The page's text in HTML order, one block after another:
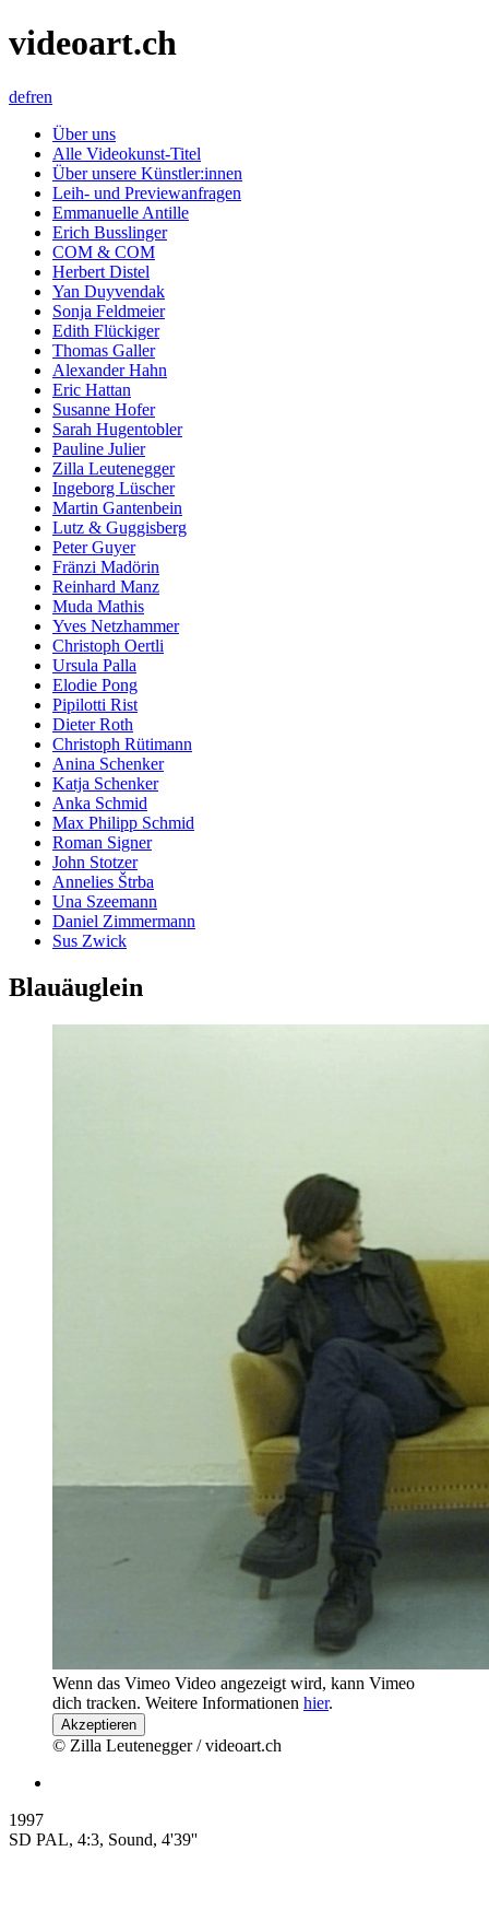
videoart.ch
defren
Über uns
Alle Videokunst-Titel
Über unsere Künstler:innen
Leih- und Previewanfragen
Emmanuelle Antille
Erich Busslinger
COM & COM
Herbert Distel
Yan Duyvendak
Sonja Feldmeier
Edith Flückiger
Thomas Galler
Alexander Hahn
Eric Hattan
Susanne Hofer
Sarah Hugentobler
Pauline Julier
Zilla Leutenegger
Ingeborg Lüscher
Martin Gantenbein
Lutz & Guggisberg
Peter Guyer
Fränzi Madörin
Reinhard Manz
Muda Mathis
Yves Netzhammer
Christoph Oertli
Ursula Palla
Elodie Pong
Pipilotti Rist
Dieter Roth
Christoph Rütimann
Anina Schenker
Katja Schenker
Anka Schmid
Max Philipp Schmid
Roman Signer
John Stotzer
Annelies Štrba
Una Szeemann
Daniel Zimmermann
Sus Zwick
Blauäuglein
Wenn das Vimeo Video angezeigt wird, kann Vimeo
dich tracken. Weitere Informationen hier.
Akzeptieren
© Zilla Leutenegger / videoart.ch
1997
SD PAL, 4:3, Sound, 4'39''